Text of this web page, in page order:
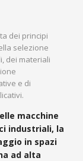
dei principi
selezione
dei materiali
e di
macchine
industriali, la
in spazi
ad alta